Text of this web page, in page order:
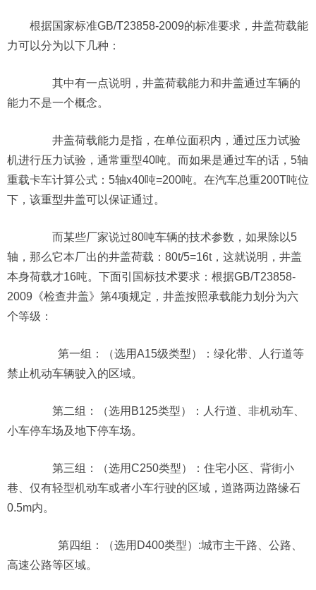
根据国家标准GB/T23858-2009的标准要求，井盖荷载能
力可以分为以下几种：
其中有一点说明，井盖荷载能力和井盖通过车辆的
能力不是一个概念。
井盖荷载能力是指，在单位面积内，通过压力试验
机进行压力试验，通常重型40吨。而如果是通过车的话，5轴
重载卡车计算公式：5轴x40吨=200吨。在汽车总重200T吨位
下，该重型井盖可以保证通过。
而某些厂家说过80吨车辆的技术参数，如果除以5
轴，那么它本厂出的井盖荷载：80t/5=16t，这就说明，井盖
本身荷载才16吨。下面引国标技术要求：根据GB/T23858-
2009《检查井盖》第4项规定，井盖按照承载能力划分为六
个等级：
第一组：（选用A15级类型）：绿化带、人行道等
禁止机动车辆驶入的区域。
第二组：（选用B125类型）：人行道、非机动车、
小车停车场及地下停车场。
第三组：（选用C250类型）：住宅小区、背街小
巷、仅有轻型机动车或者小车行驶的区域，道路两边路缘石
0.5m内。
第四组：（选用D400类型）:城市主干路、公路、
高速公路等区域。